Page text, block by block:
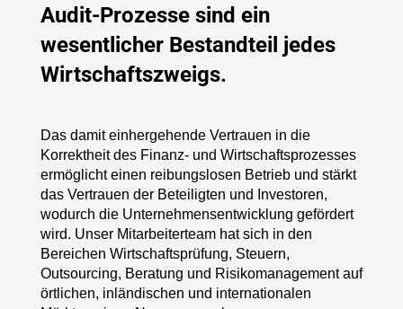
Audit-Prozesse sind ein
wesentlicher Bestandteil jedes
Wirtschaftszweigs.
Das damit einhergehende Vertrauen in die
Korrektheit des Finanz- und Wirtschaftsprozesses
ermöglicht einen reibungslosen Betrieb und stärkt
das Vertrauen der Beteiligten und Investoren,
wodurch die Unternehmensentwicklung gefördert
wird. Unser Mitarbeiterteam hat sich in den
Bereichen Wirtschaftsprüfung, Steuern,
Outsourcing, Beratung und Risikomanagement auf
örtlichen, inländischen und internationalen